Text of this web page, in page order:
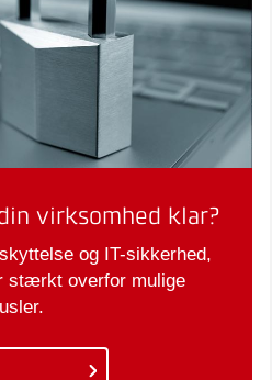
virksomhed klar?
og IT-sikkerhed,
stærkt overfor mulige